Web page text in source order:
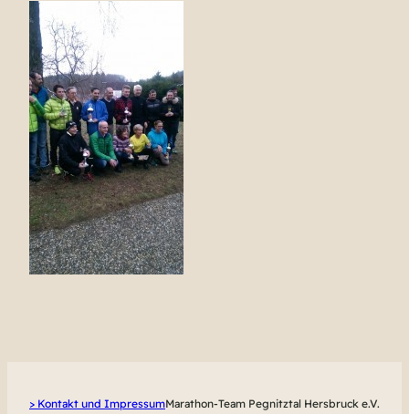
> Kontakt und ImpressumMarathon-Team Pegnitztal Hersbruck e.V.